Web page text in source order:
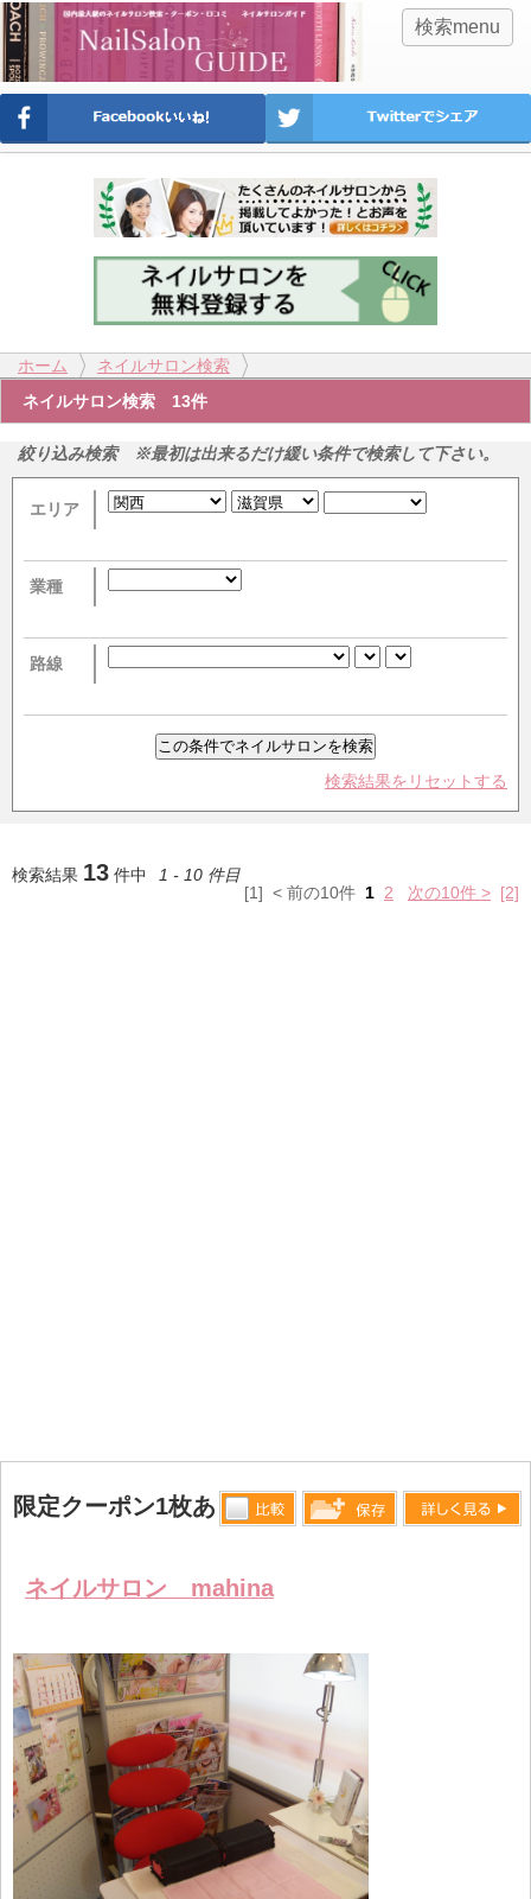
検索menu
ホーム
ネイルサロン検索
ネイルサロン検索 13件
絞り込み検索 ※最初は出来るだけ緩い条件で検索して下さい。
エリア
業種
路線
検索結果をリセットする
検索結果 13 件中
1 - 10 件目
[1] < 前の10件 1 2 次の10件 > [2]
限定クーポン1枚あり
ネイルサロン mahina
る